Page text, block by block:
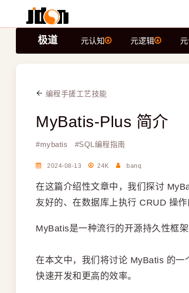
极道 元认知 元逻辑
编程手搓工艺技能
MyBatis-Plus 简介
#mybatis #SQL编程指南
2024-08-13 24K banq
在这篇介绍性文章中，我们探讨
友好的、在数据库上执行 CRUD 操作
MyBatis是一种流行的开源持久性框
在本文中，我们将讨论 MyBatis 的一
快速开发和更高的效率。